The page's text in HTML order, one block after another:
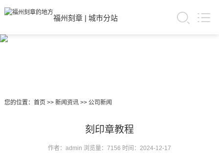
福州刻章| 城市分站
您的位置： 首页 >> 新闻资讯>> 公司新闻
刻印章教程
作者：admin 浏览量：7156 时间：2024-12-17